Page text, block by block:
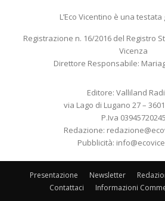
L’Eco Vicentino è una
Registrazione n. 16/2016 del Registro
Vicenza
Direttore Responsabile:
Editore: Valliland
via Lago di Lugano 27 –
P.Iva 03945720245
Redazione:
Pubblicità:
Presentazione Newsletter
Contattaci
Informazioni